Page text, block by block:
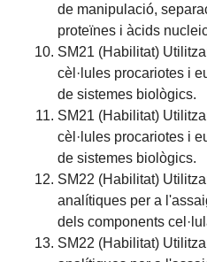
de manipulació,
proteïnes i àcids
SM21 (Habilitat)
cèl·lules procariotes i
de sistemes biològics.
SM21 (Habilitat)
cèl·lules procariotes i
de sistemes biològics.
SM22 (Habilitat)
analítiques per a
dels components
SM22 (Habilitat)